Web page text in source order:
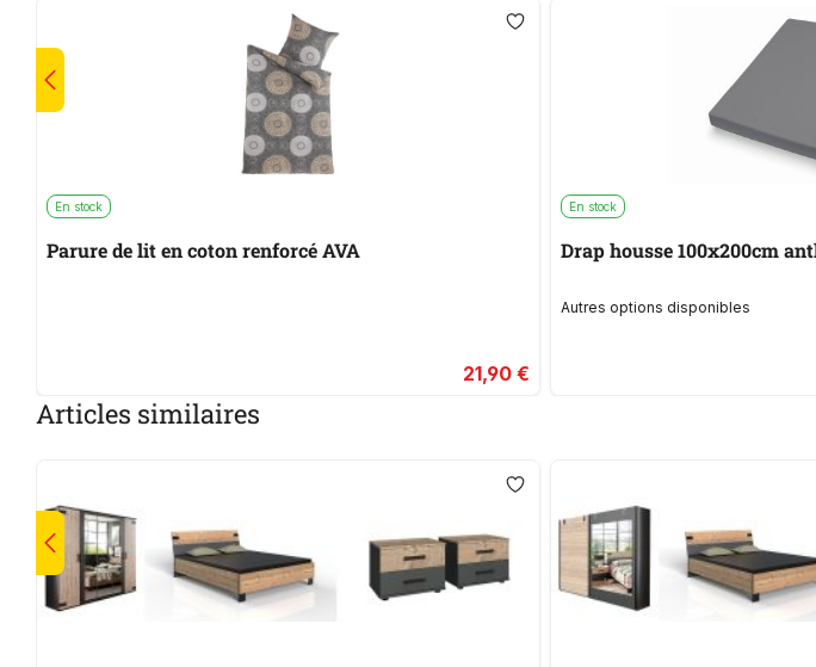
En stock
Parure de lit en coton renforcé AVA
21,90 €
En stock
Drap housse 100x200cm
Autres options disponibles
Articles similaires